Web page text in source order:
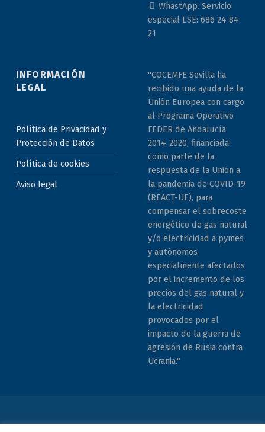
WhastApp. Servicio
especial LSE: 686 24 84
21
INFORMACIÓN
LEGAL
Política de Privacidad y
Protección de Datos
Política de cookies
Aviso legal
"COCEMFE Sevilla ha
recibido una ayuda de la
Unión Europea con cargo
al Programa Operativo
FEDER de Andalucía
2014-2020, financiada
como parte de la
respuesta de la Unión a
la pandemia de COVID-19
(REACT-UE), para
compensar el sobrecoste
energético de gas natural
y/o electricidad a pymes
y autónomos
especialmente afectados
por el incremento de los
precios del gas natural y
la electricidad
provocados por el
impacto de la guerra de
agresión de Rusia contra
Ucrania."